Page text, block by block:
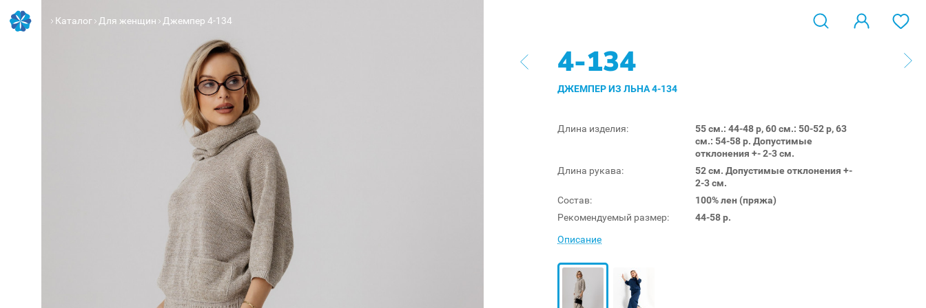
Каталог Для женщин Джемпер 4-134
4-134
ДЖЕМПЕР ИЗ ЛЬНА 4-134
Длина изделия:
55 см.: 44-48 р, 60 см.: 50-52 р, 63
см.: 54-58 р. Допустимые
отклонения +- 2-3 см.
Длина рукава:
52 см. Допустимые отклонения +-
2-3 см.
Состав:
100% лен (пряжа)
Рекомендуемый размер:
44-58 р.
Описание